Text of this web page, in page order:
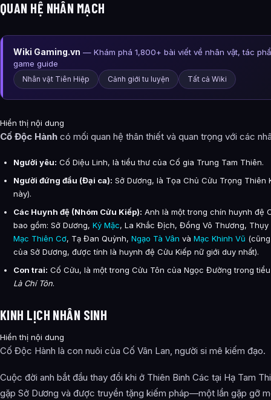
QUAN HỆ NHÂN MẠCH
Wiki Gaming.vn — Khám phá 1,800+ bài viết về nhân vật, tác
game guide
Nhân vật Tiên Hiệp Cảnh giới tu luyện Tất cả Wiki
Hiển thị nội dung
Cố Độc Hành có mối quan hệ thân thiết và quan trọng với các
Người yêu: Cố Diệu Linh, là tiểu thư của Cố gia Trung Tam Thiên.
Người đứng đầu (Đại ca): Sở Dương, là Tọa Chủ Cửu Trọng Thiên
này).
Các Huynh đệ (Nhóm Cửu Kiếp): Anh là một trong chín huynh đệ
bao gồm: Sở Dương, Kỷ Mặc, La Khắc Địch, Đổng Vô Thương, Thụy
Mạc Thiên Cơ, Tạ Đan Quỳnh, Ngạo Tà Vân và Mạc Khinh Vũ
của Sở Dương, được tính là huynh đệ Cửu Kiếp nữ giới duy nhất).
Con trai: Cố Cửu, là một trong Cửu Tôn của Ngọc Đường trong
Là Chí Tôn.
KINH LỊCH NHÂN SINH
Hiển thị nội dung
Cố Độc Hành là con nuôi của Cố Vân Lan, người si mê kiếm đạo.
Cuộc đời anh bắt đầu thay đổi khi ở Thiên Binh Các tại Hạ Tam
gặp Sở Dương và được truyền tặng kiếm pháp—một lần gặp gỡ